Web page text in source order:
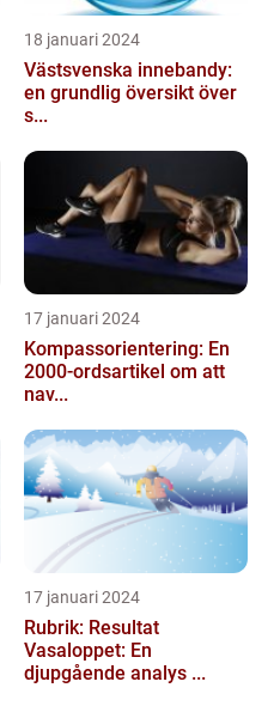
18 januari 2024
Västsvenska innebandy:
en grundlig översikt över
s...
17 januari 2024
Kompassorientering: En
2000-ordsartikel om att
nav...
17 januari 2024
Rubrik: Resultat
Vasaloppet: En
djupgående analys ...